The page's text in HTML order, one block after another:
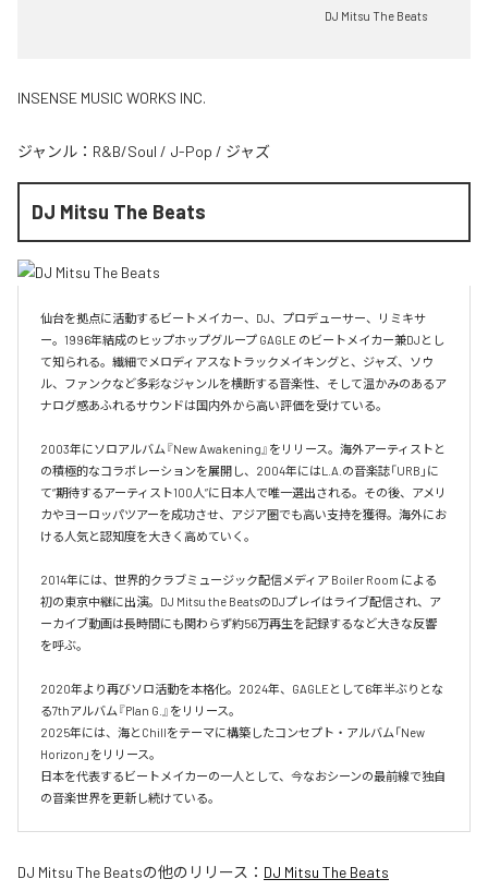
DJ Mitsu The Beats
INSENSE MUSIC WORKS INC.
ジャンル： R&B/Soul / J-Pop / ジャズ
DJ Mitsu The Beats
仙台を拠点に活動するビートメイカー、DJ、プロデューサー、リミキサ
ー。1996年結成のヒップホップグループ GAGLE のビートメイカー兼DJとし
て知られる。繊細でメロディアスなトラックメイキングと、ジャズ、ソウ
ル、ファンクなど多彩なジャンルを横断する音楽性、そして温かみのあるア
ナログ感あふれるサウンドは国内外から高い評価を受けている。
2003年にソロアルバム『New Awakening』をリリース。海外アーティストと
の積極的なコラボレーションを展開し、2004年にはL.A.の音楽誌「URB」に
て“期待するアーティスト100人”に日本人で唯一選出される。その後、アメリ
カやヨーロッパツアーを成功させ、アジア圏でも高い支持を獲得。海外にお
ける人気と認知度を大きく高めていく。
2014年には、世界的クラブミュージック配信メディア Boiler Room による
初の東京中継に出演。DJ Mitsu the BeatsのDJプレイはライブ配信され、ア
ーカイブ動画は長時間にも関わらず約56万再生を記録するなど大きな反響
を呼ぶ。
2020年より再びソロ活動を本格化。2024年、GAGLEとして6年半ぶりとな
る7thアルバム『Plan G.』をリリース。
2025年には、海とChillをテーマに構築したコンセプト・アルバム「New
Horizon」をリリース。
日本を代表するビートメイカーの一人として、今なおシーンの最前線で独自
の音楽世界を更新し続けている。
DJ Mitsu The Beatsの他のリリース： DJ Mitsu The Beats